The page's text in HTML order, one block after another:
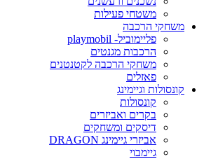
משטחי פעילות
משחקי הרכבה
פליימוביל- playmobil
הרכבות מגנטים
משחקי הרכבה לקטנטנים
פאזלים
קונסולות וגיימינג
קונסולות
בקרים ואביזרים
דיסקים ומשחקים
אביזרי גיימינג DRAGON
גיימבוי